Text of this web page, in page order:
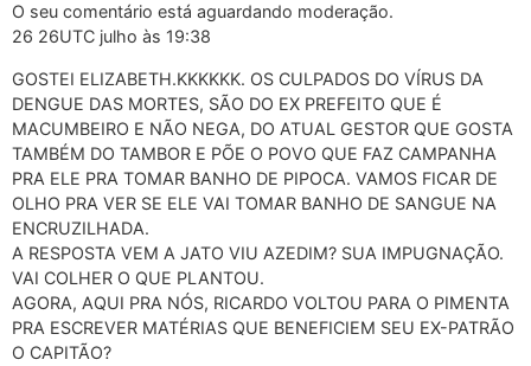
O seu comentário está aguardando moderação.
26 26UTC julho às 19:38
GOSTEI ELIZABETH.KKKKKK. OS CULPADOS DO VÍRUS DA
DENGUE DAS MORTES, SÃO DO EX PREFEITO QUE É
MACUMBEIRO E NÃO NEGA, DO ATUAL GESTOR QUE GOSTA
TAMBÉM DO TAMBOR E PÕE O POVO QUE FAZ CAMPANHA
PRA ELE PRA TOMAR BANHO DE PIPOCA. VAMOS FICAR DE
OLHO PRA VER SE ELE VAI TOMAR BANHO DE SANGUE NA
ENCRUZILHADA.
A RESPOSTA VEM A JATO VIU AZEDIM? SUA IMPUGNAÇÃO.
VAI COLHER O QUE PLANTOU.
AGORA, AQUI PRA NÓS, RICARDO VOLTOU PARA O PIMENTA
PRA ESCREVER MATÉRIAS QUE BENEFICIEM SEU EX-PATRÃO
O CAPITÃO?